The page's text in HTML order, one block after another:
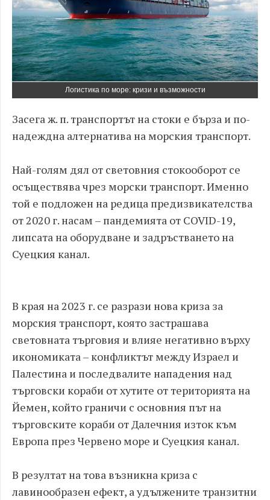
Логистика по море: кризи и възможности
Засега ж. п. транспортът на стоки е бърза и по-
надеждна алтернатива на морския транспорт.
Най-голям дял от световния стокооборот се
осъществява чрез морски транспорт. Именно
той е подложен на редица предизвикателства
от 2020 г. насам – пандемията от COVID-19,
липсата на оборудване и задръстването на
Суецкия канал.
В края на 2023 г. се разрази нова криза за
морския транспорт, която застрашава
световната търговия и влияе негативно върху
икономиката – конфликтът между Израел и
Палестина и последвалите нападения над
търговски кораби от хутите от територията на
Йемен, който граничи с основния път на
търговските кораби от Далечния изток към
Европа през Червено море и Суецкия канал.
В резултат на това възникна криза с
лавинообразен ефект, а удължените транзитни